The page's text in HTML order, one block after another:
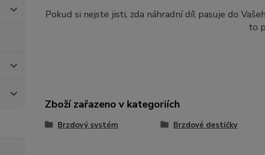
Pokud si nejste jisti, zda náhradní díl pasuje do
to
Zboží zařazeno v kategoriích
Brzdový systém Brzdové destičky